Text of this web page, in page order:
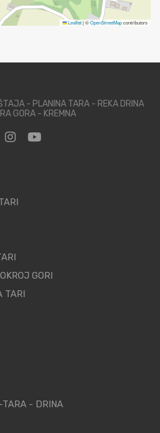
Leaflet|©OpenStreetMapcontributors
- PLANINA TARA - REKA DRINA
GORA - KREMNA
GORI
TARI
- DRINA